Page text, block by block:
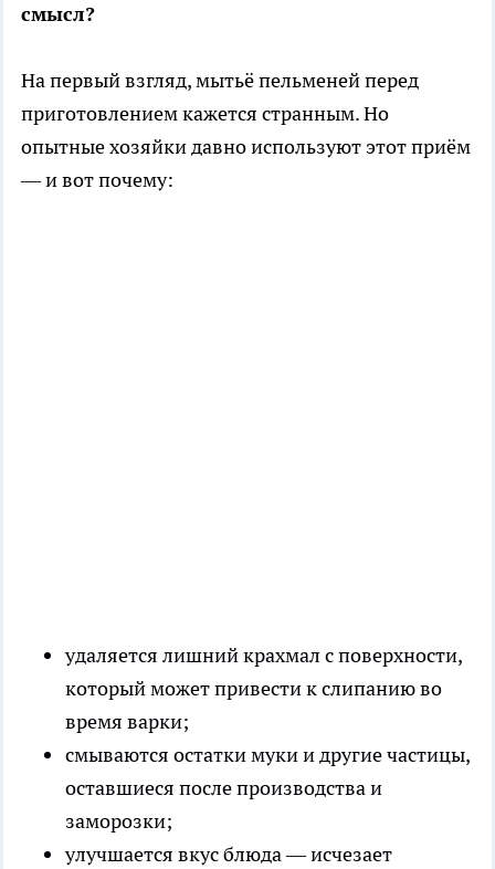
смысл?
На первый взгляд, мытьё пельменей перед
приготовлением кажется странным. Но
опытные хозяйки давно используют этот приём
— и вот почему:
удаляется лишний крахмал с поверхности,
который может привести к слипанию во
время варки;
смываются остатки муки и другие частицы,
оставшиеся после производства и
заморозки;
улучшается вкус блюда — исчезает